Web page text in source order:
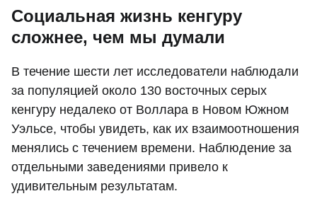
Социальная жизнь кенгуру
сложнее, чем мы думали
В течение шести лет исследователи наблюдали
за популяцией около 130 восточных серых
кенгуру недалеко от Воллара в Новом Южном
Уэльсе, чтобы увидеть, как их взаимоотношения
менялись с течением времени. Наблюдение за
отдельными заведениями привело к
удивительным результатам.